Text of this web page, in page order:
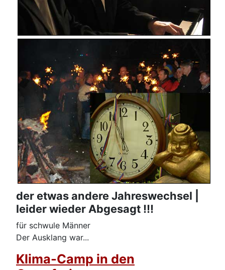
der etwas andere Jahreswechsel |
leider wieder Abgesagt !!!
für schwule Männer
Der Ausklang war...
Klima-Camp in den